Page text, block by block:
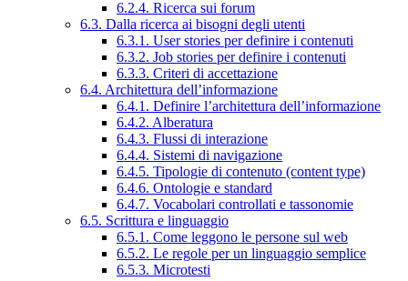
6.2.4. Ricerca sui forum
6.3. Dalla ricerca ai bisogni degli utenti
6.3.1. User stories per definire i contenuti
6.3.2. Job stories per definire i contenuti
6.3.3. Criteri di accettazione
6.4. Architettura dell’informazione
6.4.1. Definire l’architettura dell’informazione
6.4.2. Alberatura
6.4.3. Flussi di interazione
6.4.4. Sistemi di navigazione
6.4.5. Tipologie di contenuto (content type)
6.4.6. Ontologie e standard
6.4.7. Vocabolari controllati e tassonomie
6.5. Scrittura e linguaggio
6.5.1. Come leggono le persone sul web
6.5.2. Le regole per un linguaggio semplice
6.5.3. Microtesti